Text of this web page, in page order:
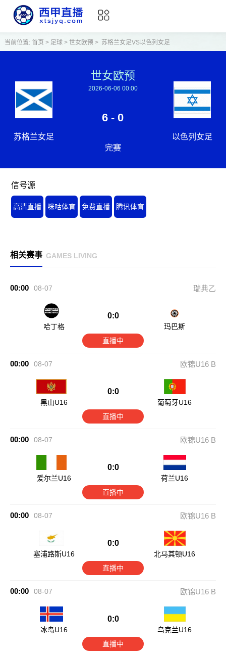
当前位置: 首页 > 足球> 世女欧预 > 苏格兰女足VS以色列女足
苏格兰女足
世女欧预
2026-06-06 00:00
6 - 0
完赛
以色列女足
信号源
高清直播 咪咕体育 免费直播 腾讯体育
相关赛事 GAMES LIVING
00:00 08-07 瑞典乙
哈丁格
0:0
玛巴斯
直播中
00:00 08-07 欧锦U16 B
黑山U16
0:0
葡萄牙U16
直播中
00:00 08-07 欧锦U16 B
爱尔兰U16
0:0
荷兰U16
直播中
00:00 08-07 欧锦U16 B
塞浦路斯U16
0:0
北马其顿U16
直播中
00:00 08-07 欧锦U16 B
冰岛U16
0:0
乌克兰U16
直播中